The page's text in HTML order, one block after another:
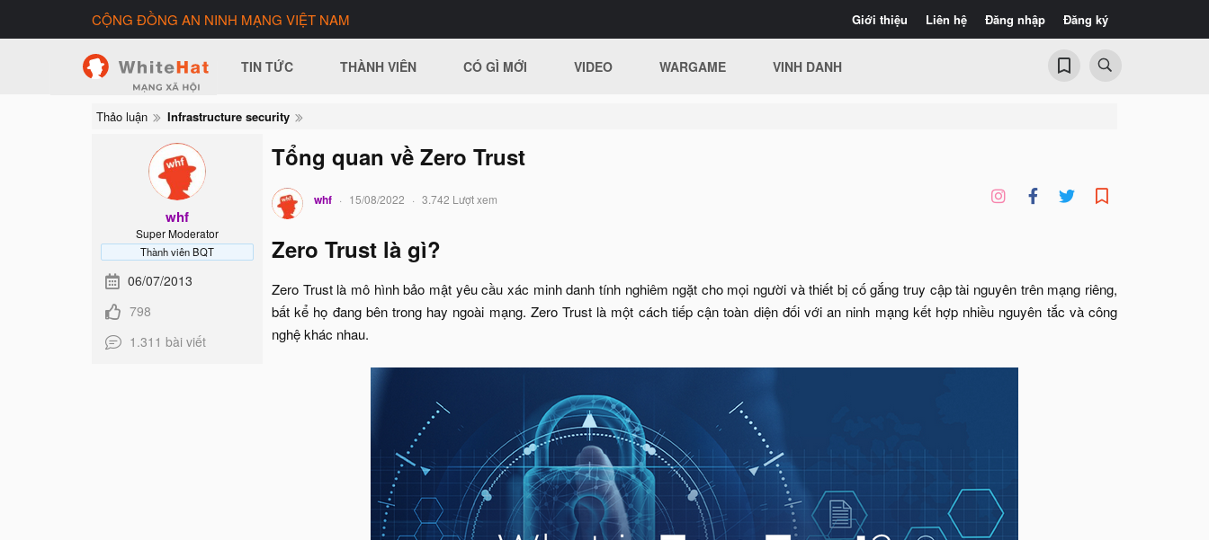
Giới thiệu Liên hệ Đăng nhập Đăng ký
CỘNG ĐỒNG AN NINH MẠNG VIỆT NAM
TIN TỨC THÀNH VIÊN CÓ GÌ MỚI VIDEO WARGAME VINH DANH
Thảo luận Infrastructure security
whf
Super Moderator
Thành viên BQT
06/07/2013
798
1.311 bài viết
Tổng quan về Zero Trust
whf 15/08/2022 3.742 Lượt xem
Zero Trust là gì?
Zero Trust là mô hình bảo mật yêu cầu xác minh danh tính nghiêm ngặt cho mọi người và thiết bị cố gắng truy cập tài nguyên trên mạng riêng,
bất kể họ đang bên trong hay ngoài mạng. Zero Trust là một cách tiếp cận toàn diện đối với an ninh mạng kết hợp nhiều nguyên tắc và công
nghệ khác nhau.​